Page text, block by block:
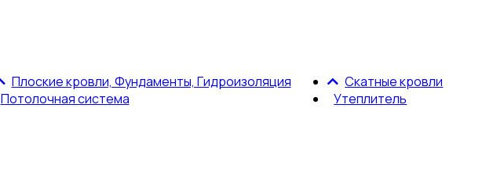
Плоские кровли, Фундаменты, Гидроизоляция
Потолочная система
Скатные кровли
Утеплитель